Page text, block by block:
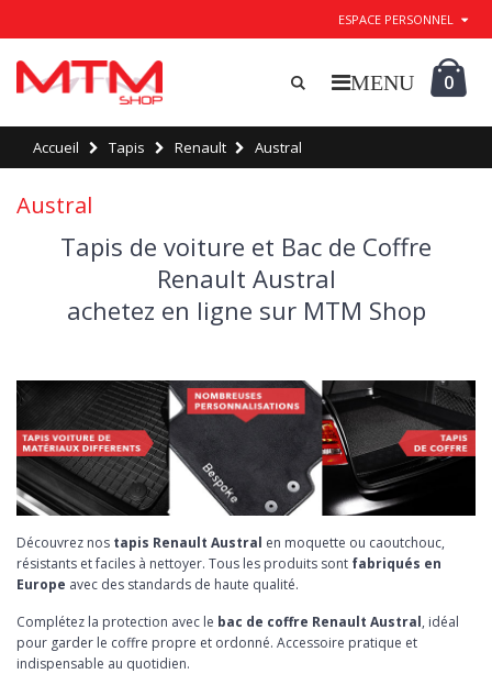
ESPACE PERSONNEL
0
Accueil Tapis Renault Austral
Austral
Tapis de voiture et Bac de Coffre
Renault Austral
achetez en ligne sur MTM Shop
Découvrez nos tapis Renault Austral en moquette ou caoutchouc,
résistants et faciles à nettoyer. Tous les produits sont fabriqués en
Europe avec des standards de haute qualité.
Complétez la protection avec le bac de coffre Renault Austral, idéal
pour garder le coffre propre et ordonné. Accessoire pratique et
indispensable au quotidien.